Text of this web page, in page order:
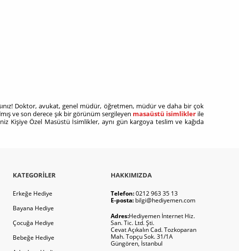
Doktor, avukat, genel müdür, öğretmen, müdür ve daha bir çok
ve son derece şık bir görünüm sergileyen masaüstü isimliklerile
Kişiye Özel Masüstü İsimlikler, aynı gün kargoya teslim ve kağıda
KATEGORILER
Erkeğe Hediye
Bayana Hediye
Çocuğa Hediye
Bebeğe Hediye
HAKKIMIZDA
Telefon:0212 963 35 13
E-posta: bilgi@hediyemen.com
Adres:Hediyemen İnternet Hiz.
San. Tic. Ltd. Şti.
Cevat Açıkalın Cad. Tozkoparan
Mah. Topçu Sok. 31/1A
Güngören, İstanbul